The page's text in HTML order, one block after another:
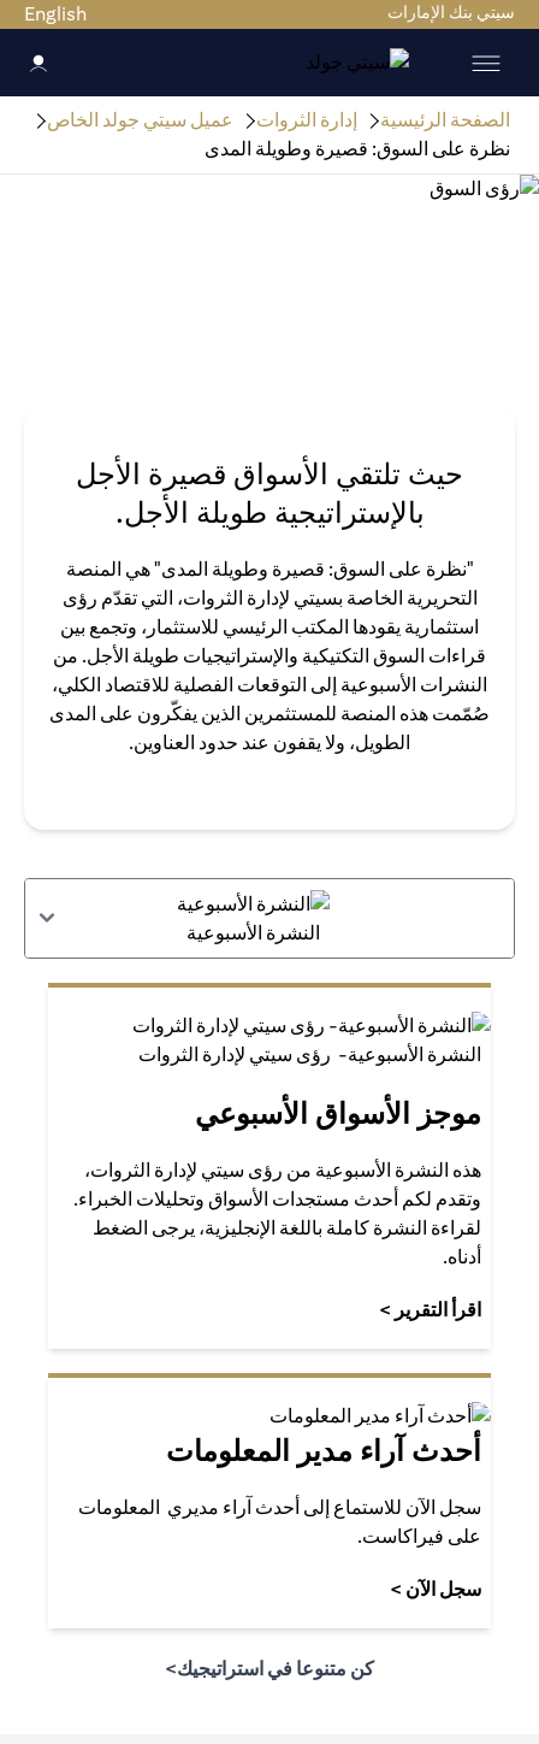
سيتي بنك الإمارات English
الصفحة الرئيسية إدارة الثروات
عميل سيتي جولد الخاص
نظرة على السوق: قصيرة وطويلة المدى
حيث تلتقي الأسواق قصيرة الأجل
بالإستراتيجية طويلة الأجل.
"نظرة على السوق: قصيرة وطويلة المدى" هي المنصة
التحريرية الخاصة بسيتي لإدارة الثروات، التي تقدّم رؤى
استثمارية يقودها المكتب الرئيسي للاستثمار، وتجمع بين
قراءات السوق التكتيكية والإستراتيجيات طويلة الأجل. من
النشرات الأسبوعية إلى التوقعات الفصلية للاقتصاد الكلي،
صُمّمت هذه المنصة للمستثمرين الذين يفكّرون على المدى
الطويل، ولا يقفون عند حدود العناوين.
النشرة الأسبوعية
النشرة الأسبوعية- رؤى سيتي لإدارة الثروات
موجز الأسواق الأسبوعي
هذه النشرة الأسبوعية من رؤى سيتي لإدارة الثروات،
وتقدم لكم أحدث مستجدات الأسواق وتحليلات الخبراء.
لقراءة النشرة كاملة باللغة الإنجليزية، يرجى الضغط
أدناه.
اقرأ التقرير >
أحدث آراء مدير المعلومات
سجل الآن للاستماع إلى أحدث آراء مديري المعلومات
على فيراكاست.
سجل الآن >
كن متنوعا في استراتيجيك>